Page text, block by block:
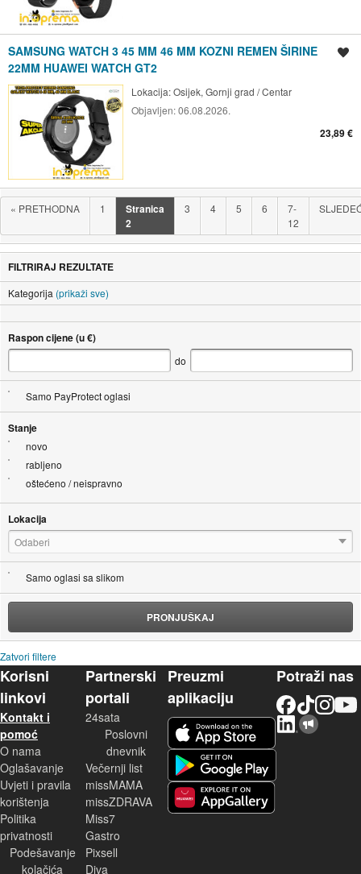
SAMSUNG WATCH 3 45 MM 46 MM KOZNI REMEN ŠIRINE
22MM HUAWEI WATCH GT2
Lokacija:Osijek, Gornji grad / Centar
Objavljen:06.08.2026.
23,89 €
« PRETHODNA 1
Stranica
2
3 4 5 6
7-
12
FILTRIRAJ REZULTATE
Kategorija (prikaži sve)
Raspon cijene (u €)
do
Samo PayProtect oglasi
Stanje
novo
rabljeno
oštećeno / neispravno
Lokacija
Odaberi
Samo oglasi sa slikom
PRONJUŠKAJ
Zatvori filtere
Korisni
linkovi
Kontakt i
pomoć
O nama
Oglašavanje
Uvjeti i pravila
korištenja
Politika
privatnosti
Podešavanje
kolačića
Partnerski
portali
24sata
Poslovni
dnevnik
Večernji list
missMAMA
missZDRAVA
Miss7
Gastro
Pixsell
Diva
Preuzmi
aplikaciju
Potraži nas